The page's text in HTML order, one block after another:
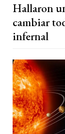
Hallaron
cambiar
infernal